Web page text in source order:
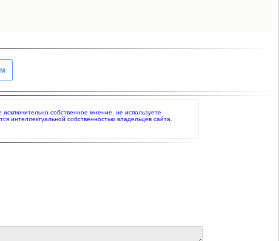
собственное мнение, не используете
интеллектуальной собственностью владельцев сайта.